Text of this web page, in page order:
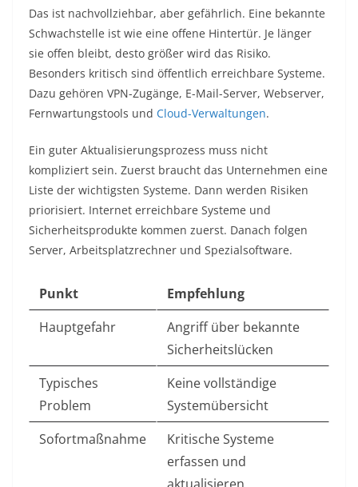
Das ist nachvollziehbar, aber gefährlich. Eine bekannte
Schwachstelle ist wie eine offene Hintertür. Je länger
sie offen bleibt, desto größer wird das Risiko.
Besonders kritisch sind öffentlich erreichbare Systeme.
Dazu gehören VPN-Zugänge, E-Mail-Server, Webserver,
Fernwartungstools und Cloud-Verwaltungen.
Ein guter Aktualisierungsprozess muss nicht
kompliziert sein. Zuerst braucht das Unternehmen eine
Liste der wichtigsten Systeme. Dann werden Risiken
priorisiert. Internet erreichbare Systeme und
Sicherheitsprodukte kommen zuerst. Danach folgen
Server, Arbeitsplatzrechner und Spezialsoftware.
Punkt
Empfehlung
Hauptgefahr
Angriff über bekannte
Sicherheitslücken
Typisches
Problem
Keine vollständige
Systemübersicht
Sofortmaßnahme
Kritische Systeme
erfassen und